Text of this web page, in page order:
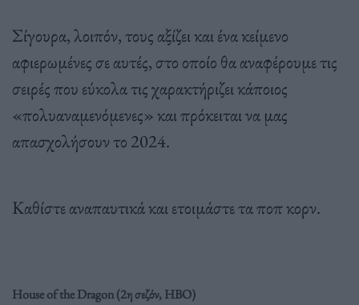
Σίγουρα, λοιπόν, τους αξίζει και ένα κείμενο
αφιερωμένες σε αυτές, στο οποίο θα αναφέρουμε τις
σειρές που εύκολα τις χαρακτήριζει κάποιος
«πολυαναμενόμενες» και πρόκειται να μας
απασχολήσουν το 2024.
Καθίστε αναπαυτικά και ετοιμάστε τα ποπ κορν.
House of the Dragon (2η σεζόν, HBO)